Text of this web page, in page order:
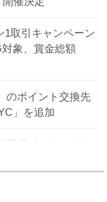
1取引キャンペーン
象、賞金総額
のポイント交換先
」を追加
円建てステーブル